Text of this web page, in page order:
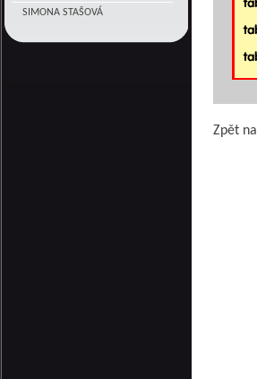
SIMONA STAŠOVÁ
Zpět na